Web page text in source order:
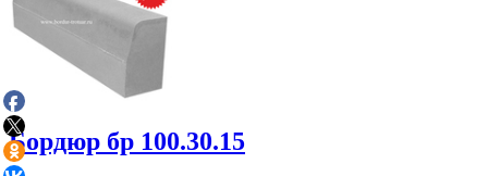
Бордюр бр 100.30.15